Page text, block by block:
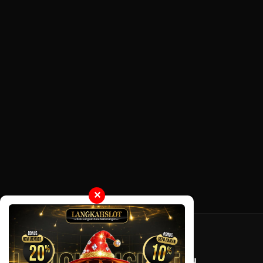
✕
Tentang LayarOtaku